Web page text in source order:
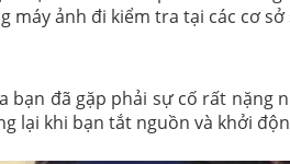
máy ảnh đi kiểm tra tại các cơ
bạn đã gặp phải sự cố rất
lại khi bạn tắt nguồn và khởi